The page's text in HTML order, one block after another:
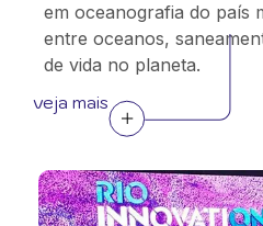
em oceanografia do país
entre oceanos,
de vida no planeta.
veja mais